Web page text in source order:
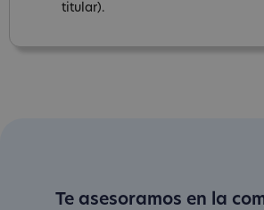
titular).
Te asesoramos en la